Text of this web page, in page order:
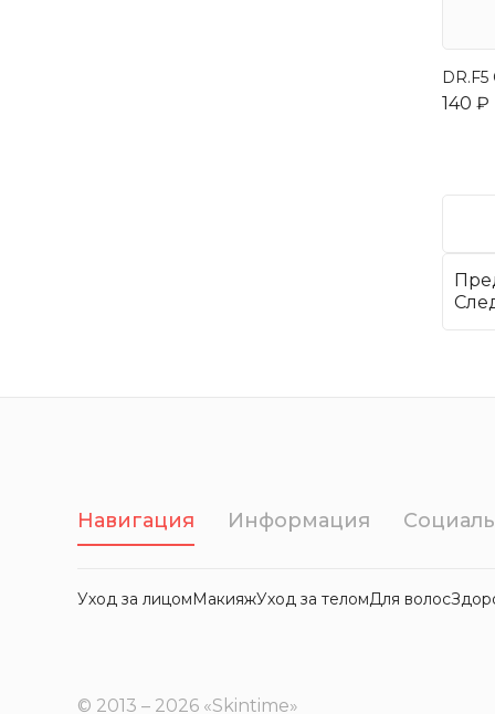
140 ₽
Навигация Информация
Уход за лицомМакияжУход за теломДля волос
© 2013 – 2026 «Skintime»